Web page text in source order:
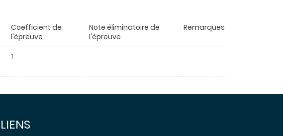
Coefficient de
l'épreuve
Note éliminatoire de
l'épreuve
Remarques
1
LIENS